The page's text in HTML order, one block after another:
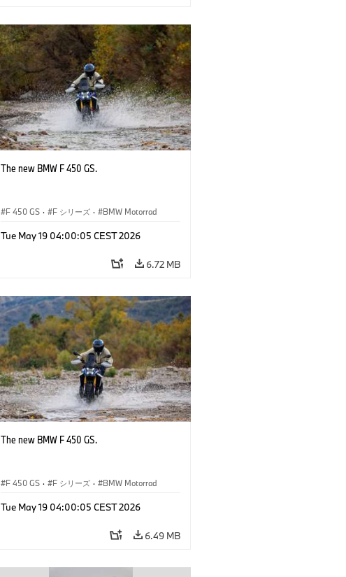
The new BMW F 450 GS.
F 450 GS · F シリーズ · BMW Motorrad
Tue May 19 04:00:05 CEST 2026
6.72 MB
The new BMW F 450 GS.
F 450 GS · F シリーズ · BMW Motorrad
Tue May 19 04:00:05 CEST 2026
6.49 MB